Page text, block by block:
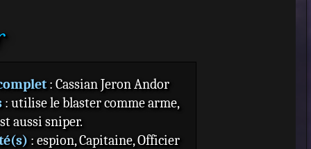
: Cassian Jeron Andor
: utilise le blaster comme arme,
aussi sniper.
: espion, Capitaine, Officier